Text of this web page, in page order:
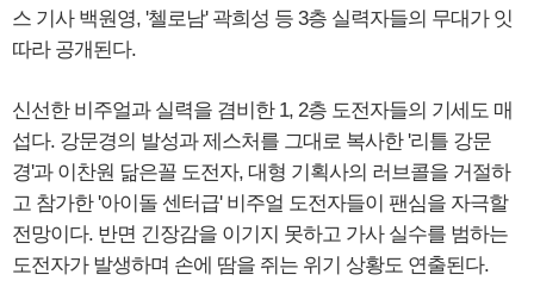
스 기사 백원영, '첼로남' 곽희성 등 3층 실력자들의 무대가 잇
따라 공개된다.
신선한 비주얼과 실력을 겸비한 1, 2층 도전자들의 기세도 매
섭다. 강문경의 발성과 제스처를 그대로 복사한 '리틀 강문
경'과 이찬원 닮은꼴 도전자, 대형 기획사의 러브콜을 거절하
고 참가한 '아이돌 센터급' 비주얼 도전자들이 팬심을 자극할
전망이다. 반면 긴장감을 이기지 못하고 가사 실수를 범하는
도전자가 발생하며 손에 땀을 쥐는 위기 상황도 연출된다.